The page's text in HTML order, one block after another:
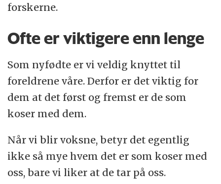
forskerne.
Ofte er viktigere enn lenge
Som nyfødte er vi veldig knyttet til
foreldrene våre. Derfor er det viktig for
dem at det først og fremst er de som
koser med dem.
Når vi blir voksne, betyr det egentlig
ikke så mye hvem det er som koser med
oss, bare vi liker at de tar på oss.